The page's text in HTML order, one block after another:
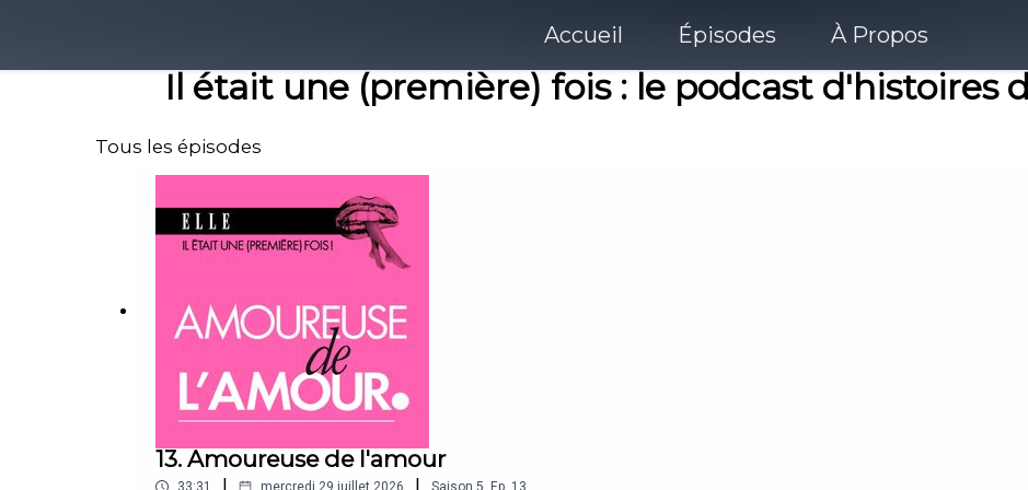
Accueil Épisodes À Propos
Il était une (première) fois : le podcast d'histoires
Tous les épisodes
13. Amoureuse de l'amour